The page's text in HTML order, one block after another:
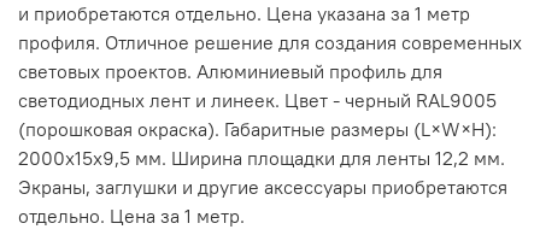
и приобретаются отдельно. Цена указана за 1 метр
профиля. Отличное решение для создания современных
световых проектов. Алюминиевый профиль для
светодиодных лент и линеек. Цвет - черный RAL9005
(порошковая окраска). Габаритные размеры (L×W×H):
2000x15x9,5 мм. Ширина площадки для ленты 12,2 мм.
Экраны, заглушки и другие аксессуары приобретаются
отдельно. Цена за 1 метр.